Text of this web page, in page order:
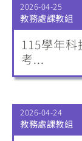
2026-04-25
教務處課教組
115學年
考...
2026-04-24
教務處課教組